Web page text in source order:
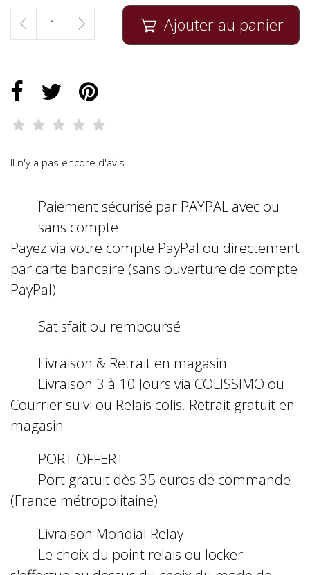
 Ajouter au panier
Il n'y a pas encore d'avis.
Paiement sécurisé par PAYPAL avec ou
sans compte
Payez via votre compte PayPal ou directement
par carte bancaire (sans ouverture de compte
PayPal)
Satisfait ou remboursé
Livraison & Retrait en magasin
Livraison 3 à 10 Jours via COLISSIMO ou
Courrier suivi ou Relais colis. Retrait gratuit en
magasin
PORT OFFERT
Port gratuit dès 35 euros de commande
(France métropolitaine)
Livraison Mondial Relay
Le choix du point relais ou locker